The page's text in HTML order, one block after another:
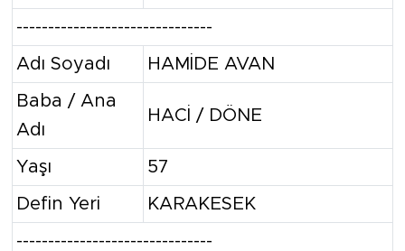
-------------------------------
Adı Soyadı HAMİDE AVAN
Baba / Ana
Adı
HACİ / DÖNE
Yaşı 57
Defin Yeri KARAKESEK
-------------------------------